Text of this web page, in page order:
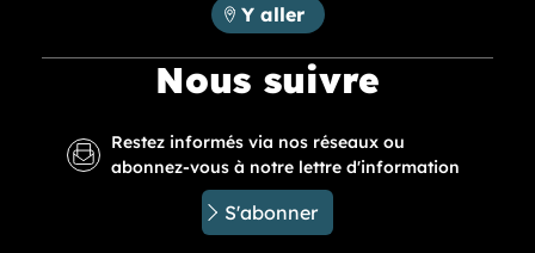
Métropole Rouen Normandie :
Y aller
Nous suivre
Restez informés via nos réseaux ou
abonnez-vous à notre lettre d'information
S'abonner